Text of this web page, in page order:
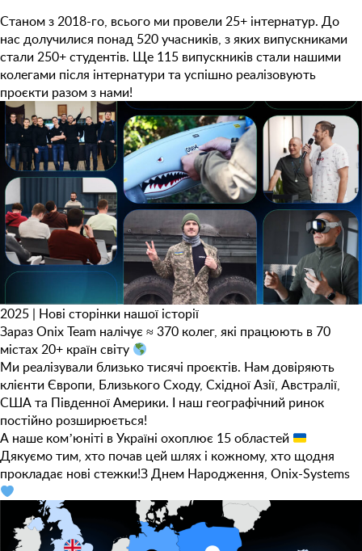
Станом з 2018-го, всього ми провели 25+ інтернатур. До
нас долучилися понад 520 учасників, з яких випускниками
стали 250+ студентів. Ще 115 випускників стали нашими
колегами після інтернатури та успішно реалізовують
проєкти разом з нами!
2025 | Нові сторінки нашої історії
Зараз Onix Team налічує ≈ 370 колег, які працюють в 70
містах 20+ країн світу
Ми реалізували близько тисячі проєктів. Нам довіряють
клієнти Європи, Близького Сходу, Східної Азії, Австралії,
США та Південної Америки. І наш географічний ринок
постійно розширюється!
А наше комʼюніті в Україні охоплює 15 областей
Дякуємо тим, хто почав цей шлях і кожному, хто щодня
прокладає нові стежки!З Днем Народження, Onix-Systems